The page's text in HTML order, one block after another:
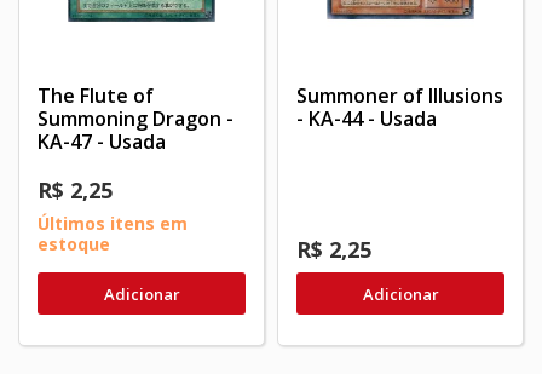
The Flute of
Summoning Dragon -
KA-47 - Usada
R$ 2,25
Últimos itens em
estoque
Adicionar
Summoner of Illusions
- KA-44 - Usada
R$ 2,25
Adicionar